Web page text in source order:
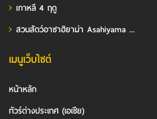
เกาหลี 4 ฤดู
สวนสัตว์อาซาฮิยาม่า Asahiyama ...
เมนูเว็บไซต์
หน้าหลัก
ทัวร์ต่างประเทศ (เอเชีย)